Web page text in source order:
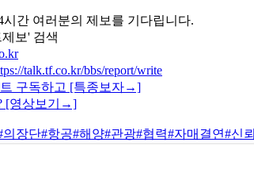
간 여러분의 제보를 기다립니다.
보' 검색
talk.tf.co.kr/bbs/report/write
구독하고 [특종보자→]
[영상보기→]
의장단#항공#해양#관광#협력#자매결연#신뢰